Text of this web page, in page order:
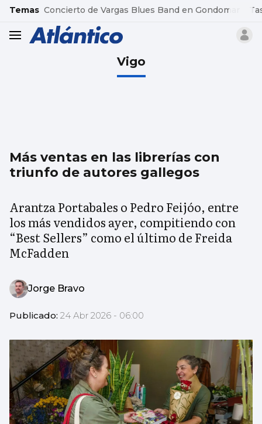
common.go-to-content
Temas Concierto de Vargas Blues Band en Gondomar
header.menu.open
Vigo
Más ventas en las librerías con
triunfo de autores gallegos
Arantza Portabales o Pedro Feijóo, entre
los más vendidos ayer, compitiendo con
“Best Sellers” como el último de Freida
McFadden
Jorge Bravo
Publicado: 24 Abr 2026 - 06:00